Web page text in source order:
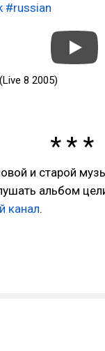
#russian
8 2005)
и старой
альбом
канал.